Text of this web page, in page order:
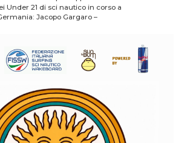
Under 21 di sci nautico in corso a
Jacopo Gargaro –